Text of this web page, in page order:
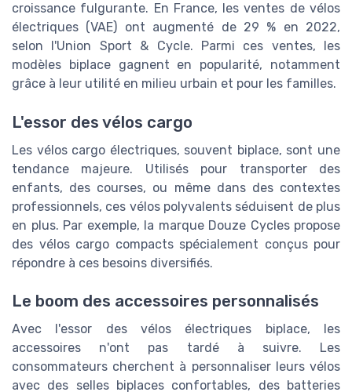
croissance fulgurante. En France, les ventes de vélos
électriques (VAE) ont augmenté de 29 % en 2022,
selon l'Union Sport & Cycle. Parmi ces ventes, les
modèles biplace gagnent en popularité, notamment
grâce à leur utilité en milieu urbain et pour les familles.
L'essor des vélos cargo
Les vélos cargo électriques, souvent biplace, sont une
tendance majeure. Utilisés pour transporter des
enfants, des courses, ou même dans des contextes
professionnels, ces vélos polyvalents séduisent de plus
en plus. Par exemple, la marque Douze Cycles propose
des vélos cargo compacts spécialement conçus pour
répondre à ces besoins diversifiés.
Le boom des accessoires personnalisés
Avec l'essor des vélos électriques biplace, les
accessoires n'ont pas tardé à suivre. Les
consommateurs cherchent à personnaliser leurs vélos
avec des selles biplaces confortables, des batteries